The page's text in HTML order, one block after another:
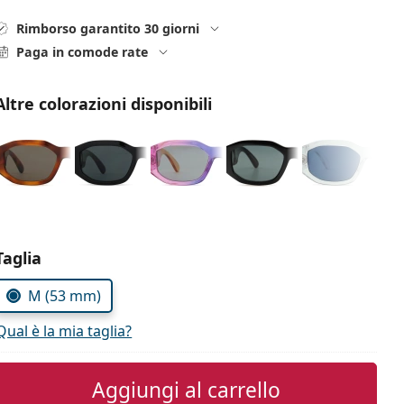
Rimborso garantito 30 giorni
Paga in comode rate
colorazioni disponibili
i parametri
M (53 mm)
è la mia taglia?
Aggiungi al carrello